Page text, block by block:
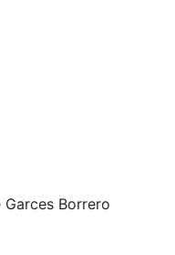
Borrero